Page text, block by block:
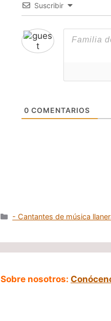
Suscribir
0 COMENTARIOS
Categorías
- Cantantes de música
Sobre nosotros: